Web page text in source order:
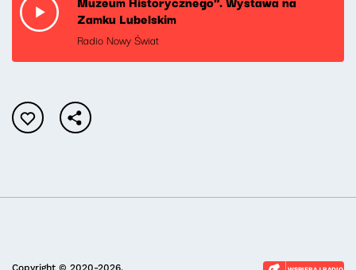
Zamku Lubelskim
Radio Nowy Świat